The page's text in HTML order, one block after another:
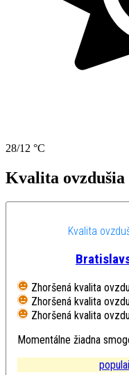
28/12 °C
Kvalita ovzdušia
Kvalita
Zhoršená kvalita
Zhoršená kvalita
Zhoršená kvalita
Momentálne žiadna